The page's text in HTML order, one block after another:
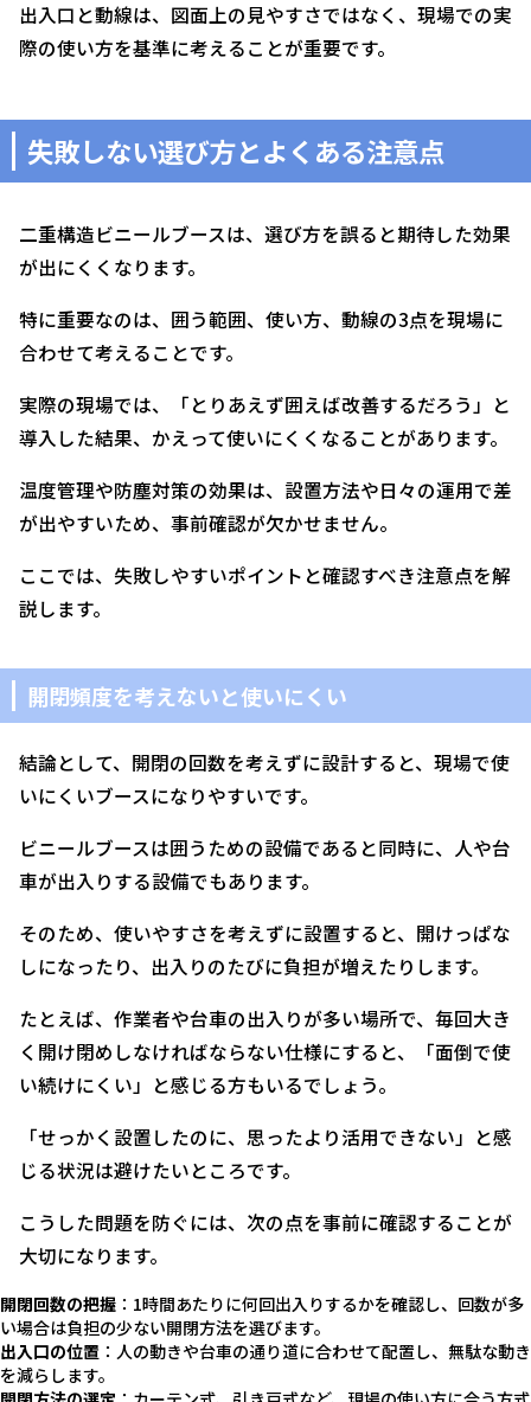
出入口と動線は、図面上の見やすさではなく、現場での実
際の使い方を基準に考えることが重要です。
失敗しない選び方とよくある注意点
二重構造ビニールブースは、選び方を誤ると期待した効果
が出にくくなります。
特に重要なのは、囲う範囲、使い方、動線の3点を現場に
合わせて考えることです。
実際の現場では、「とりあえず囲えば改善するだろう」と
導入した結果、かえって使いにくくなることがあります。
温度管理や防塵対策の効果は、設置方法や日々の運用で差
が出やすいため、事前確認が欠かせません。
ここでは、失敗しやすいポイントと確認すべき注意点を解
説します。
開閉頻度を考えないと使いにくい
結論として、開閉の回数を考えずに設計すると、現場で使
いにくいブースになりやすいです。
ビニールブースは囲うための設備であると同時に、人や台
車が出入りする設備でもあります。
そのため、使いやすさを考えずに設置すると、開けっぱな
しになったり、出入りのたびに負担が増えたりします。
たとえば、作業者や台車の出入りが多い場所で、毎回大き
く開け閉めしなければならない仕様にすると、「面倒で使
い続けにくい」と感じる方もいるでしょう。
「せっかく設置したのに、思ったより活用できない」と感
じる状況は避けたいところです。
こうした問題を防ぐには、次の点を事前に確認することが
大切になります。
開閉回数の把握 ：1時間あたりに何回出入りするかを確認し、回数が多
い場合は負担の少ない開閉方法を選びます。
出入口の位置 ：人の動きや台車の通り道に合わせて配置し、無駄な動き
を減らします。